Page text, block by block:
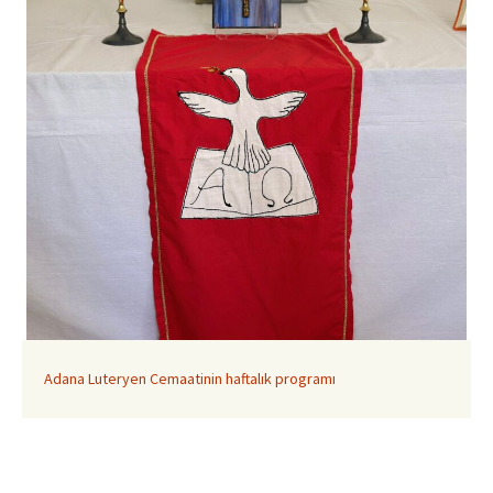
Adana Luteryen Cemaatinin haftalık programı